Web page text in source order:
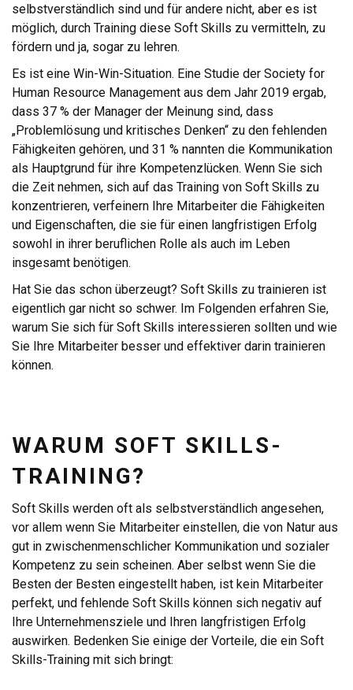
selbstverständlich sind und für andere nicht, aber es ist
möglich, durch Training diese Soft Skills zu vermitteln, zu
fördern und ja, sogar zu lehren.
Es ist eine Win-Win-Situation. Eine Studie der Society for
Human Resource Management aus dem Jahr 2019 ergab,
dass 37 % der Manager der Meinung sind, dass
„Problemlösung und kritisches Denken“ zu den fehlenden
Fähigkeiten gehören, und 31 % nannten die Kommunikation
als Hauptgrund für ihre Kompetenzlücken. Wenn Sie sich
die Zeit nehmen, sich auf das Training von Soft Skills zu
konzentrieren, verfeinern Ihre Mitarbeiter die Fähigkeiten
und Eigenschaften, die sie für einen langfristigen Erfolg
sowohl in ihrer beruflichen Rolle als auch im Leben
insgesamt benötigen.
Hat Sie das schon überzeugt? Soft Skills zu trainieren ist
eigentlich gar nicht so schwer. Im Folgenden erfahren Sie,
warum Sie sich für Soft Skills interessieren sollten und wie
Sie Ihre Mitarbeiter besser und effektiver darin trainieren
können.
WARUM SOFT SKILLS-
TRAINING?
Soft Skills werden oft als selbstverständlich angesehen,
vor allem wenn Sie Mitarbeiter einstellen, die von Natur aus
gut in zwischenmenschlicher Kommunikation und sozialer
Kompetenz zu sein scheinen. Aber selbst wenn Sie die
Besten der Besten eingestellt haben, ist kein Mitarbeiter
perfekt, und fehlende Soft Skills können sich negativ auf
Ihre Unternehmensziele und Ihren langfristigen Erfolg
auswirken. Bedenken Sie einige der Vorteile, die ein Soft
Skills-Training mit sich bringt: